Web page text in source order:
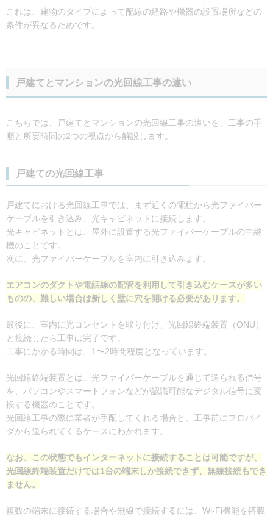
これは、建物のタイプによって配線の経路や機器の設置場所などの
条件が異なるためです。
戸建てとマンションの光回線工事の違い
こちらでは、戸建てとマンションの光回線工事の違いを、工事の手
順と所要時間の2つの視点から解説します。
戸建ての光回線工事
戸建てにおける光回線工事では、まず近くの電柱から光ファイバー
ケーブルを引き込み、光キャビネットに接続します。
光キャビネットとは、屋外に設置する光ファイバーケーブルの中継
機のことです。
次に、光ファイバーケーブルを室内に引き込みます。
エアコンのダクトや電話線の配管を利用して引き込むケースが多い
ものの、難しい場合は新しく壁に穴を開ける必要があります。
最後に、室内に光コンセントを取り付け、光回線終端装置（ONU）
と接続したら工事は完了です。
工事にかかる時間は、1〜2時間程度となっています。
光回線終端装置とは、光ファイバーケーブルを通じて送られる信号
を、パソコンやスマートフォンなどが認識可能なデジタル信号に変
換する機器のことです。
光回線工事の際に業者が手配してくれる場合と、工事前にプロバイ
ダから送られてくるケースにわかれます。
なお、この状態でもインターネットに接続することは可能ですが、
光回線終端装置だけでは1台の端末しか接続できず、無線接続もでき
ません。
複数の端末に接続する場合や無線で接続するには、Wi-Fi機能を搭載